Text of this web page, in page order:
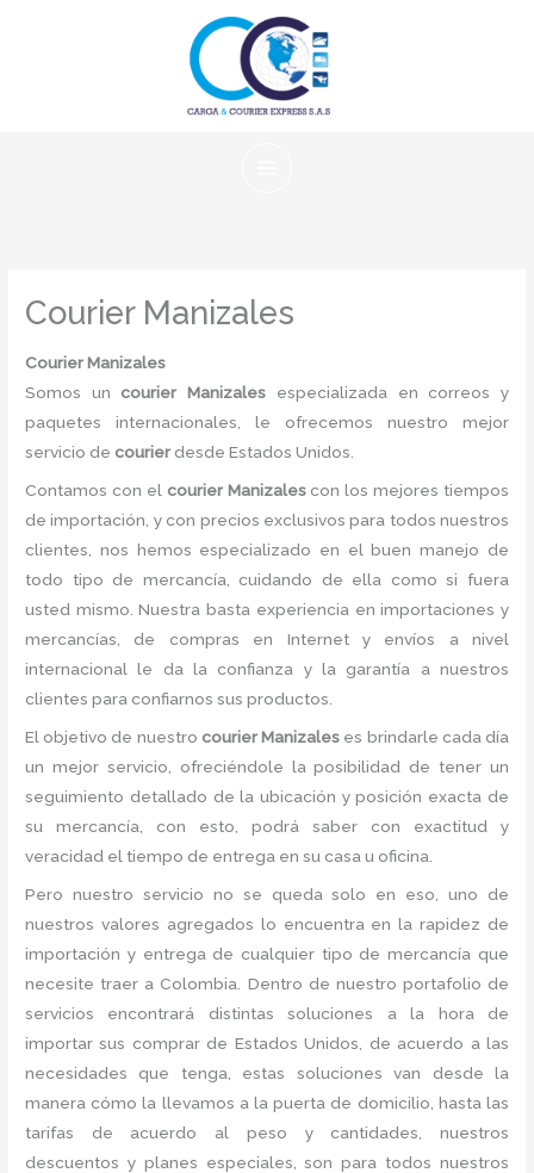
Courier Manizales
Courier Manizales
Somos un courier Manizales especializada en correos y
paquetes internacionales, le ofrecemos nuestro mejor
servicio de courier desde Estados Unidos.
Contamos con el courier Manizalescon los mejores tiempos
de importación, y con precios exclusivos para todos nuestros
clientes, nos hemos especializado en el buen manejo de
todo tipo de mercancía, cuidando de ella como si fuera
usted mismo. Nuestra basta experiencia en importaciones y
mercancías, de compras en Internet y envíos a nivel
internacional le da la confianza y la garantía a nuestros
clientes para confiarnos sus productos.
El objetivo de nuestro courier Manizales es brindarle cada día
un mejor servicio, ofreciéndole la posibilidad de tener un
seguimiento detallado de la ubicación y posición exacta de
su mercancía, con esto, podrá saber con exactitud y
veracidad el tiempo de entrega en su casa u oficina.
Pero nuestro servicio no se queda solo en eso, uno de
nuestros valores agregados lo encuentra en la rapidez de
importación y entrega de cualquier tipo de mercancía que
necesite traer a Colombia. Dentro de nuestro portafolio de
servicios encontrará distintas soluciones a la hora de
importar sus comprar de Estados Unidos, de acuerdo a las
necesidades que tenga, estas soluciones van desde la
manera cómo la llevamos a la puerta de domicilio, hasta las
tarifas de acuerdo al peso y cantidades, nuestros
descuentos y planes especiales, son para todos nuestros